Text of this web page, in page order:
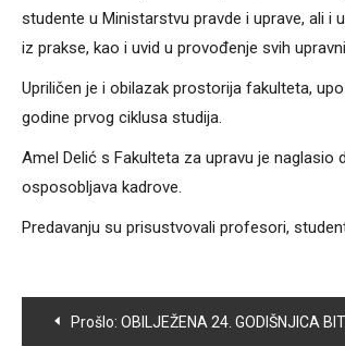
studente u Ministarstvu pravde i uprave, ali
iz prakse, kao i uvid u provođenje svih
Upriličen je i obilazak prostorija fakulteta,
godine prvog ciklusa studija.
Amel Delić s Fakulteta za upravu je
osposobljava kadrove.
Predavanju su prisustvovali profesori,
Navigacija
Prošlo: OBILJEŽENA 24. GODIŠNJICA